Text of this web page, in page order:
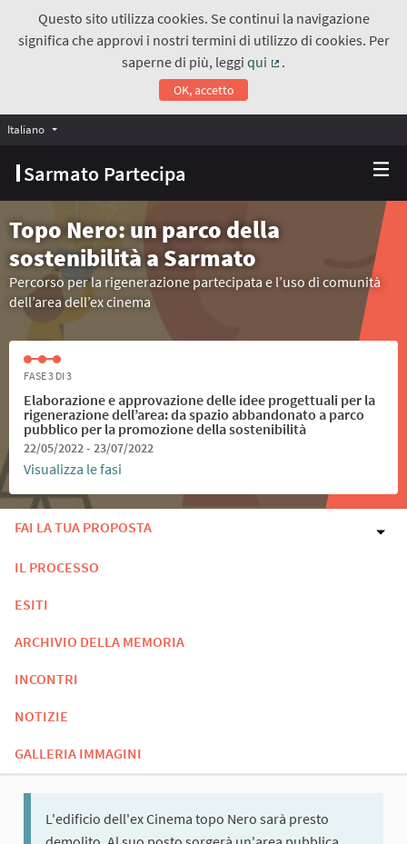
Questo sito utilizza cookies. Se continui la navigazione
significa che approvi i nostri termini di utilizzo di cookies. Per
saperne di più, leggiqui
.
OK, accetto
Sarmato Partecipa
Italiano Choose language
Topo Nero: un parco della
sostenibilità a Sarmato
Percorso per la rigenerazione partecipata e l’uso di comunità
dell’area dell’ex cinema
FASE 3 DI 3
Elaborazione e approvazione delle idee progettuali per la
rigenerazione dell’area: da spazio abbandonato a parco
pubblico per la promozione della sostenibilità
22/05/2022 - 23/07/2022
Visualizza le fasi
FAI LA TUA PROPOSTA
IL PROCESSO
ESITI
ARCHIVIO DELLA MEMORIA
INCONTRI
NOTIZIE
GALLERIA IMMAGINI
L'edificio dell'ex Cinema topo Nero sarà presto